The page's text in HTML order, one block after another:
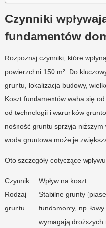
Czynniki
fundamentów
Rozpoznaj czynniki, które
powierzchni 150 m². Do
gruntu, lokalizacja budowy,
Koszt fundamentów waha się
od technologii i warunków
nośność gruntu sprzyja
woda gruntowa może je
Oto szczegóły dotyczące
Czynnik
Wpływ na koszt
Rodzaj
gruntu
Stabilne grunty
fundamenty, np.
wymagają droższych